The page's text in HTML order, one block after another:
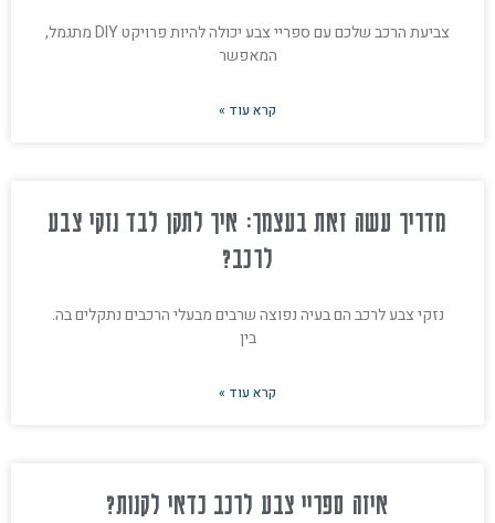
צביעת הרכב שלכם עם ספריי צבע יכולה להיות פרויקט DIY מתגמל,
המאפשר
קרא עוד »
מדריך עשה זאת בעצמך: איך לתקן לבד נזקי צבע
לרכב?
נזקי צבע לרכב הם בעיה נפוצה שרבים מבעלי הרכבים נתקלים בה.
בין
קרא עוד »
איזה ספריי צבע לרכב כדאי לקנות?